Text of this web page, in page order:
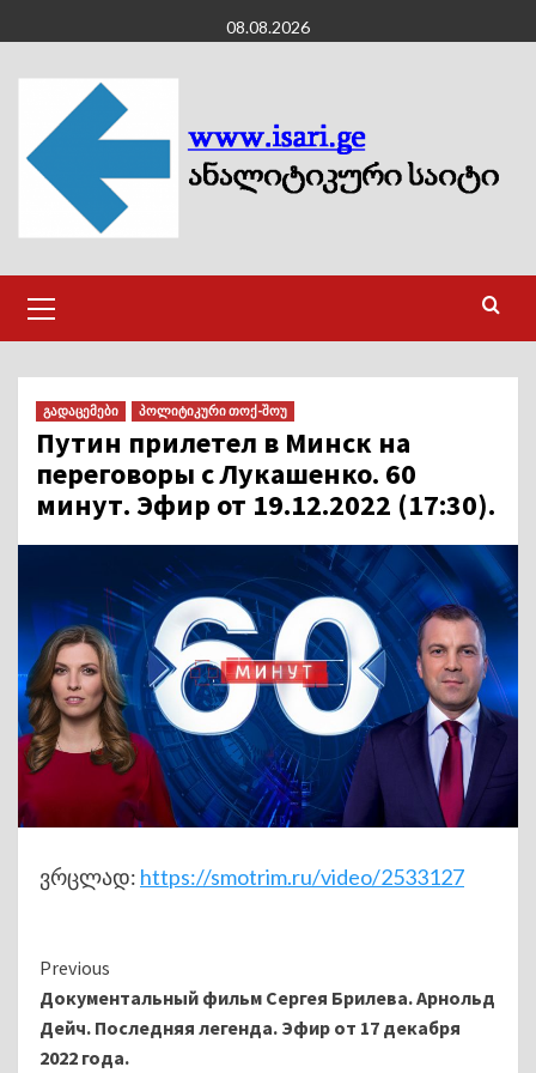
to
content
08.08.2026
Menu
გადაცემები პოლიტიკური თოქ-შოუ
Путин прилетел в Минск на
переговоры с Лукашенко. 60
минут. Эфир от 19.12.2022 (17:30).
ვრცლად: https://smotrim.ru/video/2533127
Continue
Reading
Previous
Документальный фильм Сергея Брилева. Арнольд
Дейч. Последняя легенда. Эфир от 17 декабря
2022 года.